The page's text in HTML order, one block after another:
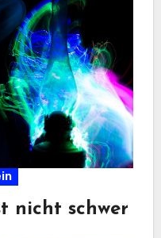
nicht schwer